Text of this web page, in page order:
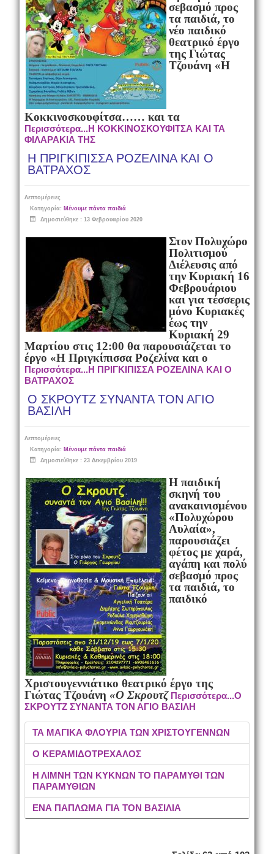
σεβασμό προς
τα παιδιά, το
νέο παιδικό
θεατρικό έργο
της Γιώτας
Τζουάνη «Η
Κοκκινοσκουφίτσα…… και τα
Περισσότερα...Η ΚΟΚΚΙΝΟΣΚΟΥΦΙΤΣΑ ΚΑΙ ΤΑ
ΦΙΛΑΡΑΚΙΑ ΤΗΣ
Η ΠΡΙΓΚΙΠΙΣΣΑ ΡΟΖΕΛΙΝΑ ΚΑΙ Ο
ΒΑΤΡΑΧΟΣ
Λεπτομέρειες
Κατηγορία: Μένουμε πάντα παιδιά
Δημοσιεύθηκε : 13 Φεβρουαρίου 2020
ΣτονΠολυχώρο
Πολιτισμού
Διέλευσιςαπό
τηνΚυριακή 16
Φεβρουάριου
και για τέσσερις
μόνο Κυριακές
έως την
Κυριακή 29
Μαρτίου στις 12:00 θα παρουσιάζεται το
έργο «Η Πριγκίπισσα Ροζελίνα και ο
Περισσότερα...Η ΠΡΙΓΚΙΠΙΣΣΑ ΡΟΖΕΛΙΝΑ ΚΑΙ Ο
ΒΑΤΡΑΧΟΣ
Ο ΣΚΡΟΥΤΖ ΣΥΝΑΝΤΑ ΤΟΝ ΑΓΙΟ
ΒΑΣΙΛΗ
Λεπτομέρειες
Κατηγορία: Μένουμε πάντα παιδιά
Δημοσιεύθηκε : 23 Δεκεμβρίου 2019
Η παιδική
σκηνή του
ανακαινισμένου
«Πολυχώρου
Αυλαία»,
παρουσιάζει
φέτος με χαρά,
αγάπη και πολύ
σεβασμό προς
τα παιδιά, το
παιδικό
Χριστουγεννιάτικο θεατρικό έργο της
Γιώτας Τζουάνη «Ο Σκρουτζ Περισσότερα...Ο
ΣΚΡΟΥΤΖ ΣΥΝΑΝΤΑ ΤΟΝ ΑΓΙΟ ΒΑΣΙΛΗ
ΤΑ ΜΑΓΙΚΑ ΦΛΟΥΡΙΑ ΤΩΝ ΧΡΙΣΤΟΥΓΕΝΝΩΝ
Ο ΚΕΡΑΜΙΔΟΤΡΕΧΑΛΟΣ
Η ΛΙΜΝΗ ΤΩΝ ΚΥΚΝΩΝ ΤΟ ΠΑΡΑΜΥΘΙ ΤΩΝ
ΠΑΡΑΜΥΘΙΩΝ
ΕΝΑ ΠΑΠΛΩΜΑ ΓΙΑ ΤΟΝ ΒΑΣΙΛΙΑ